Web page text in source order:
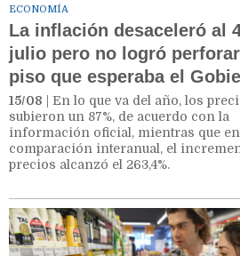
ECONOMÍA
La inflación desaceleró al
julio pero no logró perforar
piso que esperaba el
15/08 | En lo que va del año, los
subieron un 87%, de acuerdo con la
información oficial, mientras que
comparación interanual, el
precios alcanzó el 263,4%.